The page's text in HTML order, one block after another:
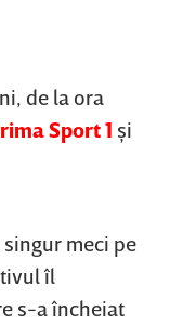
de la ora
Sport 1 şi
meci pe
îl
s-a încheiat